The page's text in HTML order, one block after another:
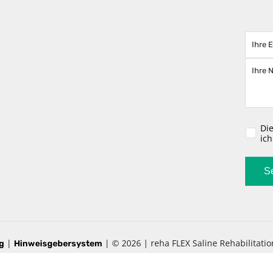
| Hinweisgebersystem | © 2026 | reha FLEX Saline